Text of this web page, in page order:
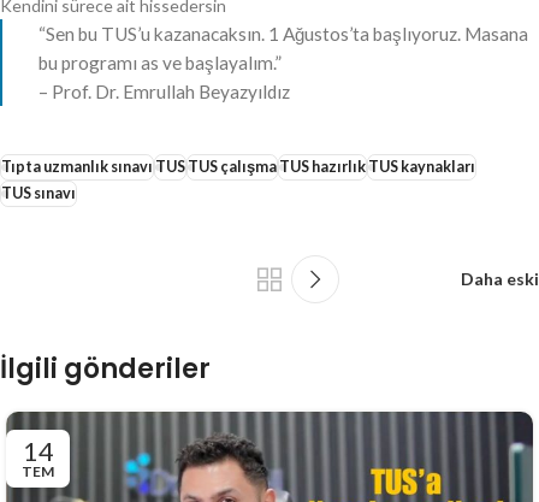
Kendini sürece ait hissedersin
“Sen bu TUS’u kazanacaksın. 1 Ağustos’ta başlıyoruz. Masana
bu programı as ve başlayalım.”
– Prof. Dr. Emrullah Beyazyıldız
Tıpta uzmanlık sınavı TUSTUS çalışmaTUS hazırlıkTUS kaynakları
TUS sınavı
Daha eski
İlgili gönderiler
14
TEM